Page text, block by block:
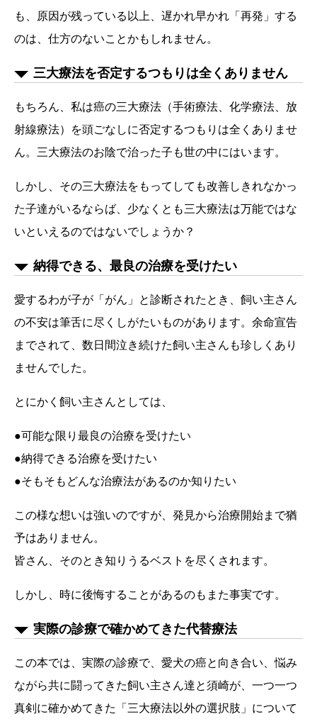
も、原因が残っている以上、遅かれ早かれ「再発」する
のは、仕方のないことかもしれません。
三大療法を否定するつもりは全くありません
もちろん、私は癌の三大療法（手術療法、化学療法、放
射線療法）を頭ごなしに否定するつもりは全くありませ
ん。三大療法のお陰で治った子も世の中にはいます。
しかし、その三大療法をもってしても改善しきれなかっ
た子達がいるならば、少なくとも三大療法は万能ではな
いといえるのではないでしょうか？
納得できる、最良の治療を受けたい
愛するわが子が「がん」と診断されたとき、飼い主さん
の不安は筆舌に尽くしがたいものがあります。余命宣告
までされて、数日間泣き続けた飼い主さんも珍しくあり
ませんでした。
とにかく飼い主さんとしては、
●可能な限り最良の治療を受けたい
●納得できる治療を受けたい
●そもそもどんな治療法があるのか知りたい
この様な想いは強いのですが、発見から治療開始まで猶
予はありません。
皆さん、そのとき知りうるベストを尽くされます。
しかし、時に後悔することがあるのもまた事実です。
実際の診療で確かめてきた代替療法
この本では、実際の診療で、愛犬の癌と向き合い、悩み
ながら共に闘ってきた飼い主さん達と須崎が、一つ一つ
真剣に確かめてきた「三大療法以外の選択肢」について